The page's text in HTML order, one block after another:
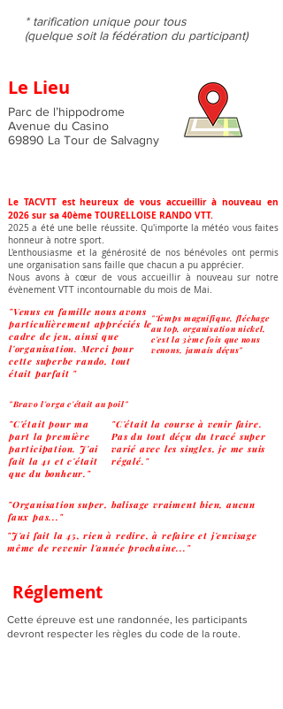
* tarification unique pour tous
(quelque soit la fédération du participant)
Le Lieu
Parc de l’hippodrome
Avenue du Casino
69890 La Tour de Salvagny
Le TACVTT est heureux de vous accueillir à nouveau en
2026 sur sa 40ème TOURELLOISE RANDO VTT.
2025 a été une belle réussite. Qu'importe la météo vous faites
honneur à notre sport.
L'enthousiasme et la générosité de nos bénévoles ont permis
une organisation sans faille que chacun a pu apprécier.
Nous avons à cœur de vous accueillir à nouveau sur notre
évènement VTT incontournable du mois de Mai.
"Venus en famille nous avons
particulièrement appréciés le
cadre de jeu, ainsi que
l'organisation. Merci pour
cette superbe rando, tout
était parfait "
"Temps magnifique, fléchage
au top, organisation nickel,
c'est la 3ème fois que nous
venons, jamais déçus"
"Bravo l'orga c'était au poil"
"C'était pour ma
part la première
participation. J'ai
fait la 41 et c'était
que du bonheur."
"C'était la course à venir faire.
Pas du tout déçu du tracé super
varié avec les singles, je me suis
régalé."
"Organisation super, balisage vraiment bien, aucun
faux pas..."
"J'ai fait la 45, rien à redire, à refaire et j'envisage
même de revenir l'année prochaine..."
Réglement
Cette épreuve est une randonnée, les participants
devront respecter les règles du code de la route.